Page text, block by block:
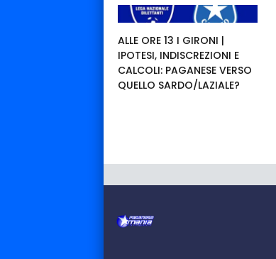
ALLE ORE 13 I GIRONI |
IPOTESI, INDISCREZIONI E
CALCOLI: PAGANESE VERSO
QUELLO SARDO/LAZIALE?